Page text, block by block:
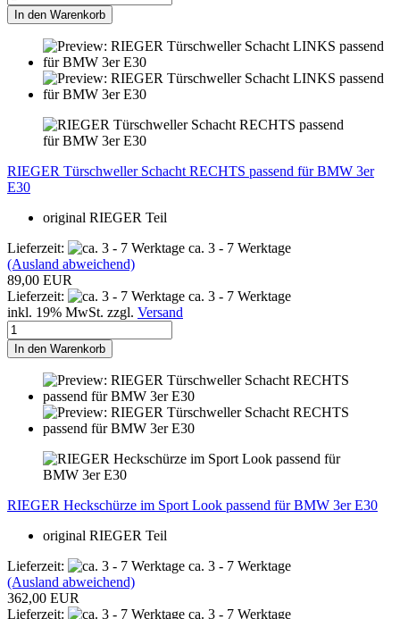
In den Warenkorb
RIEGER Türschweller Schacht RECHTS passend für BMW 3er
E30
original RIEGER Teil
Lieferzeit:
ca. 3 - 7 Werktage
(Ausland abweichend)
89,00 EUR
Lieferzeit:
ca. 3 - 7 Werktage
inkl. 19% MwSt. zzgl. Versand
In den Warenkorb
RIEGER Heckschürze im Sport Look passend für BMW 3er E30
original RIEGER Teil
Lieferzeit:
ca. 3 - 7 Werktage
(Ausland abweichend)
362,00 EUR
Lieferzeit:
ca. 3 - 7 Werktage